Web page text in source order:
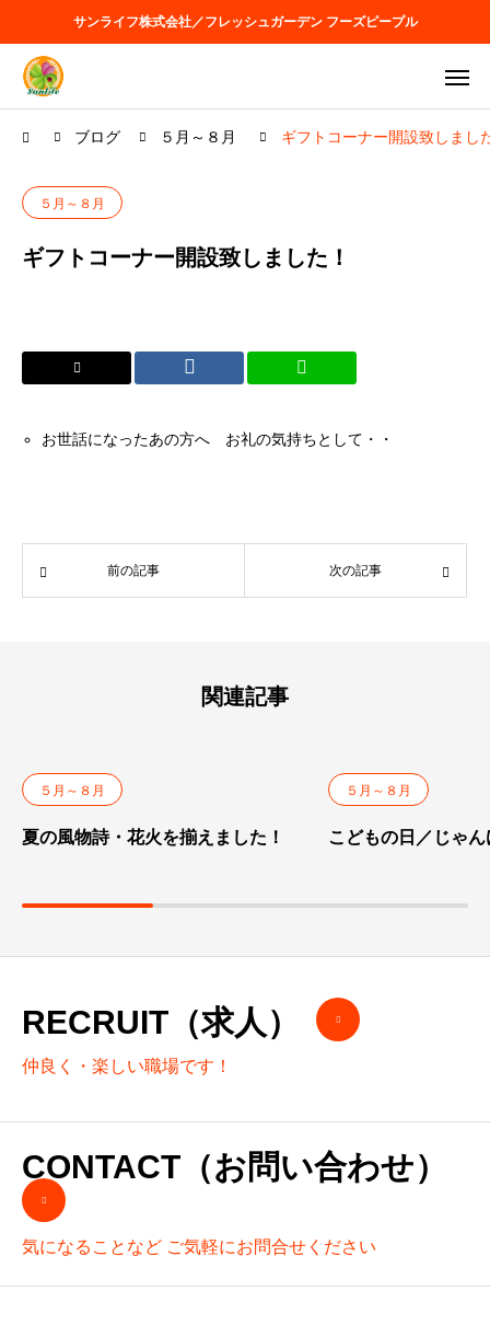
サンライフ株式会社／フレッシュガーデン フーズピープル
ブログ ５月～８月 ギフトコーナー開設致しまし
５月～８月
ギフトコーナー開設致しました！
お世話になったあの方へ お礼の気持ちとして・・
前の記事 次の記事
関連記事
５月～８月
夏の風物詩・花火を揃えました！
５月～８月
こどもの日／じゃ
RECRUIT（求人）
仲良く・楽しい職場です！
CONTACT（お問い合わせ）
気になることなど ご気軽にお問合せください